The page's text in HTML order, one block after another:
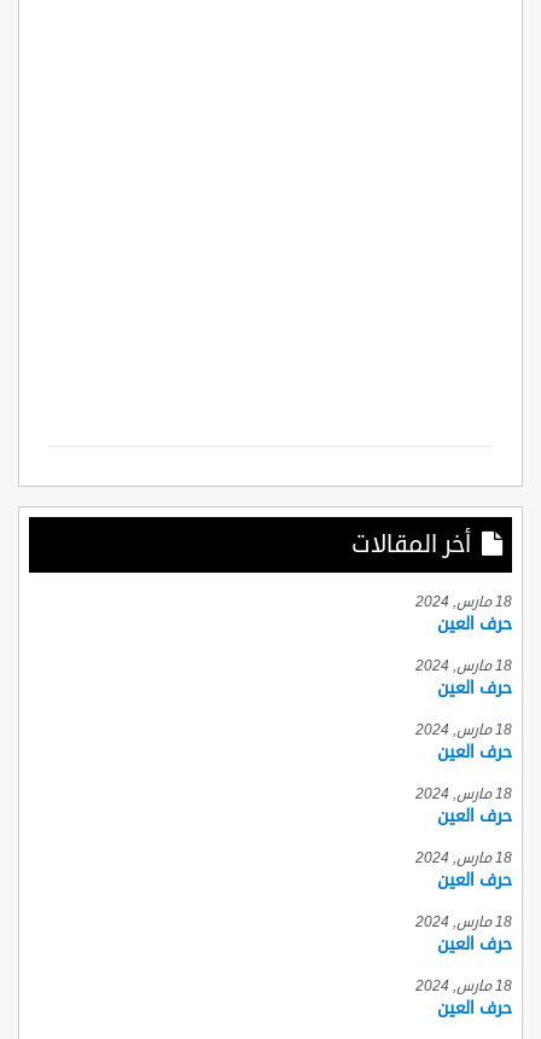
أخر المقالات
18 مارس, 2024
حرف العين
18 مارس, 2024
حرف العين
18 مارس, 2024
حرف العين
18 مارس, 2024
حرف العين
18 مارس, 2024
حرف العين
18 مارس, 2024
حرف العين
18 مارس, 2024
حرف العين